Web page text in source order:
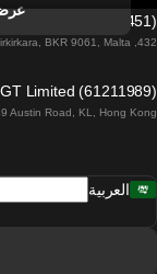
GT Limited (OC 1451)
432, Triq Fleur de Lys, Suite 1, Birkirkara, BKR 9061, Malta
Limited (61211989)
Austin Road, KL, Hong Kong
العربية